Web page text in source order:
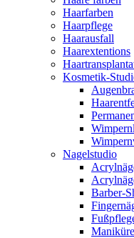
Haarfarben
Haarpflege
Haarausfall
Haarextentions
Kosmetik-
Nagelstudio
Barber-
Maniküre